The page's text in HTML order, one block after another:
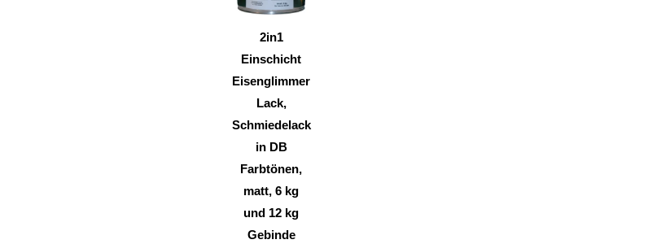
2in1
Einschicht
Eisenglimmer
Lack,
Schmiedelack
in DB
Farbtönen,
matt, 6 kg
und 12 kg
Gebinde
Die
können